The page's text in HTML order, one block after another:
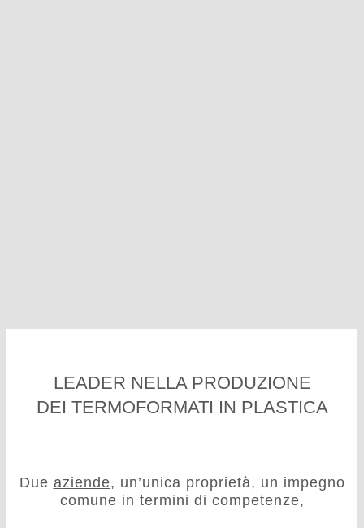
LEADER NELLA PRODUZIONE
DEI TERMOFORMATI IN PLASTICA
Due aziende, un’unica proprietà, un impegno
comune in termini di competenze,